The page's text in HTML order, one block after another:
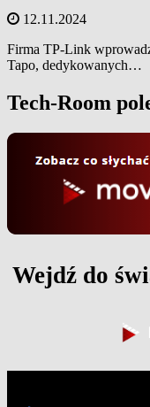
12.11.2024
Firma TP-Link
Tapo, dedykowanych…
Tech-Room
Wejdź do